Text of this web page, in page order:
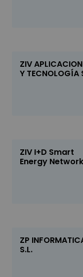
ZIV
Y TECNOLOGÍA
ZIV I+D Smart
Energy
ZP
S.L.